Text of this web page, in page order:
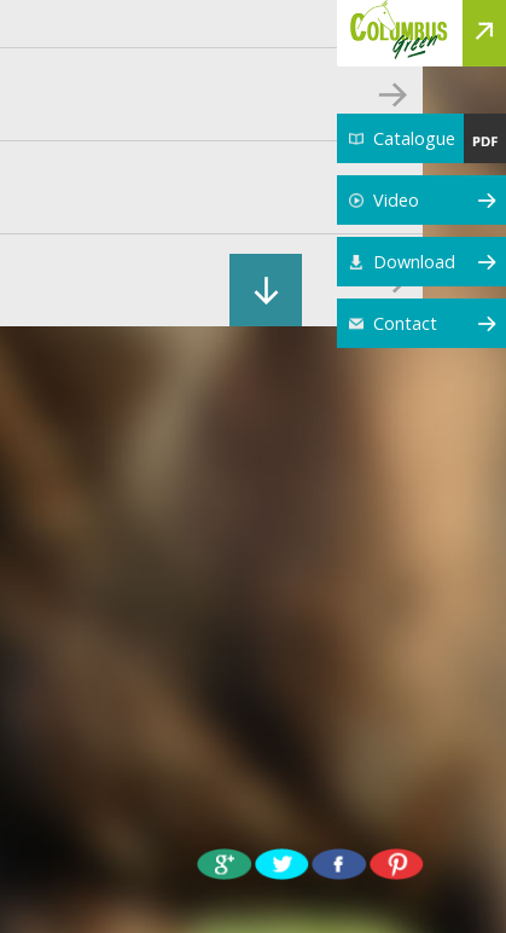
Catalogue
Video
Download
Contact